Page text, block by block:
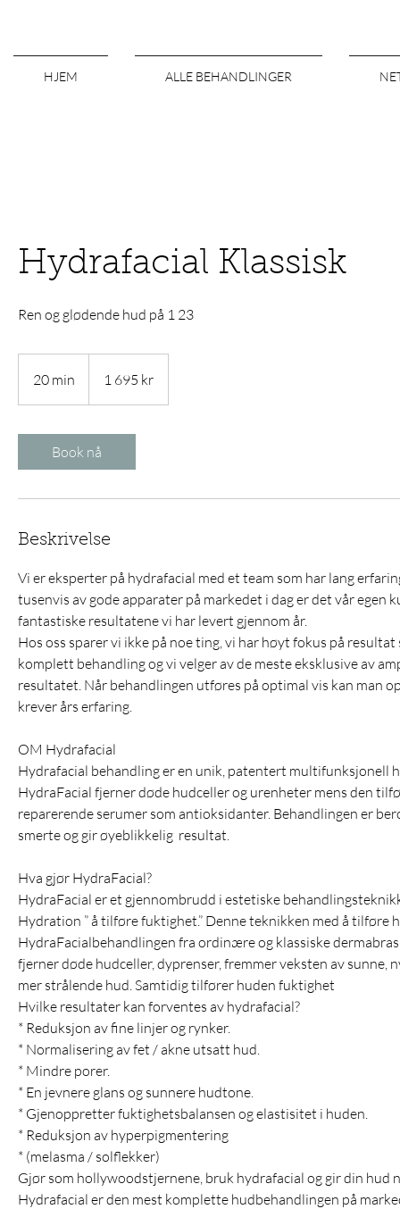
HJEM ALLE BEHANDLINGER
Hydrafacial Klassisk
Ren og glødende hud på 1 23
20 min
0
i
n
kroner1 695 kr
Book nå
Beskrivelse
Vi er eksperter på hydrafacial med et team som har lang
tusenvis av gode apparater på markedet i dag er det vår egen
fantastiske resultatene vi har levert gjennom år.
Hos oss sparer vi ikke på noe ting, vi har høyt fokus på
komplett behandling og vi velger av de meste eksklusive av
resultatet. Når behandlingen utføres på optimal vis kan man
krever års erfaring.
OM Hydrafacial
Hydrafacial behandling er en unik, patentert multifunksjonell
HydraFacial fjerner døde hudceller og urenheter mens den
reparerende serumer som antioksidanter. Behandlingen er
smerte og gir øyeblikkelig resultat.
Hva gjør HydraFacial?
HydraFacial er et gjennombrudd i estetiske
Hydration ” å tilføre fuktighet.” Denne teknikken med å tilføre
HydraFacialbehandlingen fra ordinære og klassiske
fjerner døde hudceller, dyprenser, fremmer veksten av sunne,
mer strålende hud. Samtidig tilfører huden fuktighet
Hvilke resultater kan forventes av hydrafacial?
* Reduksjon av fine linjer og rynker.
* Normalisering av fet / akne utsatt hud.
* Mindre porer.
* En jevnere glans og sunnere hudtone.
* Gjenoppretter fuktighetsbalansen og elastisitet i huden.
* Reduksjon av hyperpigmentering
* (melasma / solflekker)
Gjør som hollywoodstjernene, bruk hydrafacial og gir din hud
Hydrafacial er den mest komplette hudbehandlingen på